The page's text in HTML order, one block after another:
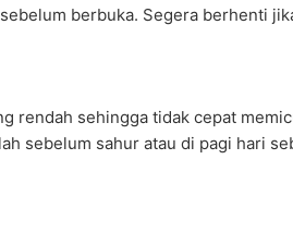
berbuka. Segera berhenti
rendah sehingga tidak cepat
sebelum sahur atau di pagi hari